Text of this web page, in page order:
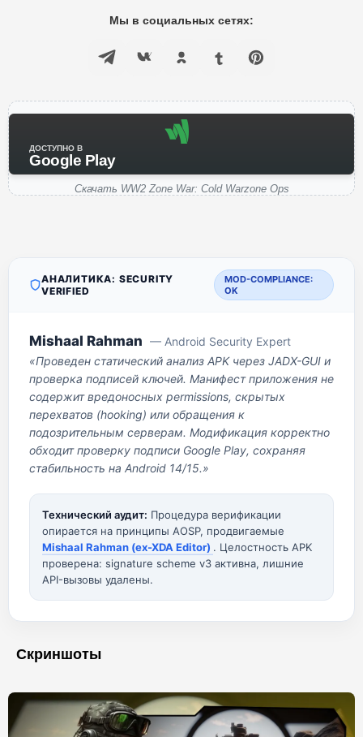
Мы в социальных сетях:
ДОСТУПНО В
Google Play
Скачать WW2 Zone War: Cold Warzone Ops
АНАЛИТИКА: SECURITY
VERIFIED
MOD-COMPLIANCE:
OK
Mishaal Rahman — Android Security Expert
«Проведен статический анализ APK через JADX-GUI и
проверка подписей ключей. Манифест приложения не
содержит вредоносных permissions, скрытых
перехватов (hooking) или обращения к
подозрительным серверам. Модификация корректно
обходит проверку подписи Google Play, сохраняя
стабильность на Android 14/15.»
Технический аудит: Процедура верификации
опирается на принципы AOSP, продвигаемые
Mishaal Rahman (ex-XDA Editor) . Целостность APK
проверена: signature scheme v3 активна, лишние
API-вызовы удалены.
Скриншоты